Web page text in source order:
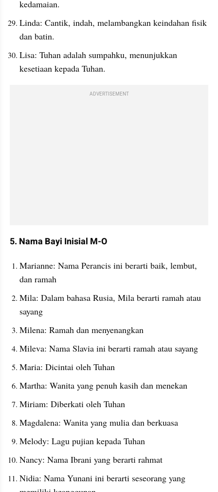
kedamaian.
Linda: Cantik, indah, melambangkan keindahan fisik
dan batin.
Lisa: Tuhan adalah sumpahku, menunjukkan
kesetiaan kepada Tuhan.
ADVERTISEMENT
5. Nama Bayi Inisial M-O
Marianne: Nama Perancis ini berarti baik, lembut,
dan ramah
Mila: Dalam bahasa Rusia, Mila berarti ramah atau
sayang
Milena: Ramah dan menyenangkan
Mileva: Nama Slavia ini berarti ramah atau sayang
Maria: Dicintai oleh Tuhan
Martha: Wanita yang penuh kasih dan menekan
Miriam: Diberkati oleh Tuhan
Magdalena: Wanita yang mulia dan berkuasa
Melody: Lagu pujian kepada Tuhan
Nancy: Nama Ibrani yang berarti rahmat
Nidia: Nama Yunani ini berarti seseorang yang